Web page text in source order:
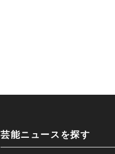
芸能ニュースを探す